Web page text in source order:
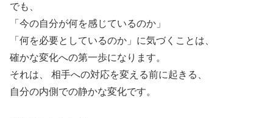
でも、
「今の自分が何を感じているのか」
「何を必要としているのか」に気づくことは、
確かな変化への第一歩になります。
それは、 相手への対応を変える前に起きる、
自分の内側での静かな変化です。